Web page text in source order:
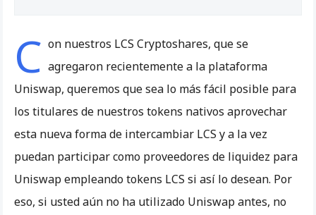
C on nuestros LCS Cryptoshares, que se
agregaron recientemente a la plataforma
Uniswap, queremos que sea lo más fácil posible para
los titulares de nuestros tokens nativos aprovechar
esta nueva forma de intercambiar LCS y a la vez
puedan participar como proveedores de liquidez para
Uniswap empleando tokens LCS si así lo desean. Por
eso, si usted aún no ha utilizado Uniswap antes, no